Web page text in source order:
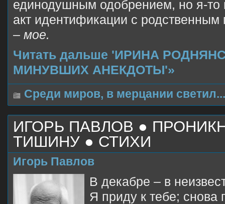
единодушным одобрением, но я-то
акт идентификации с
– мое.
Читать дальше 'ИРИНА
МИНУВШИХ АНЕКДОТЫ'»
Среди миров, в мерцании светил...
ИГОРЬ ПАВЛОВ ●
ТИШИНУ ● СТИХИ
Игорь Павлов
В декабре – в
Я приду к тебе; снова